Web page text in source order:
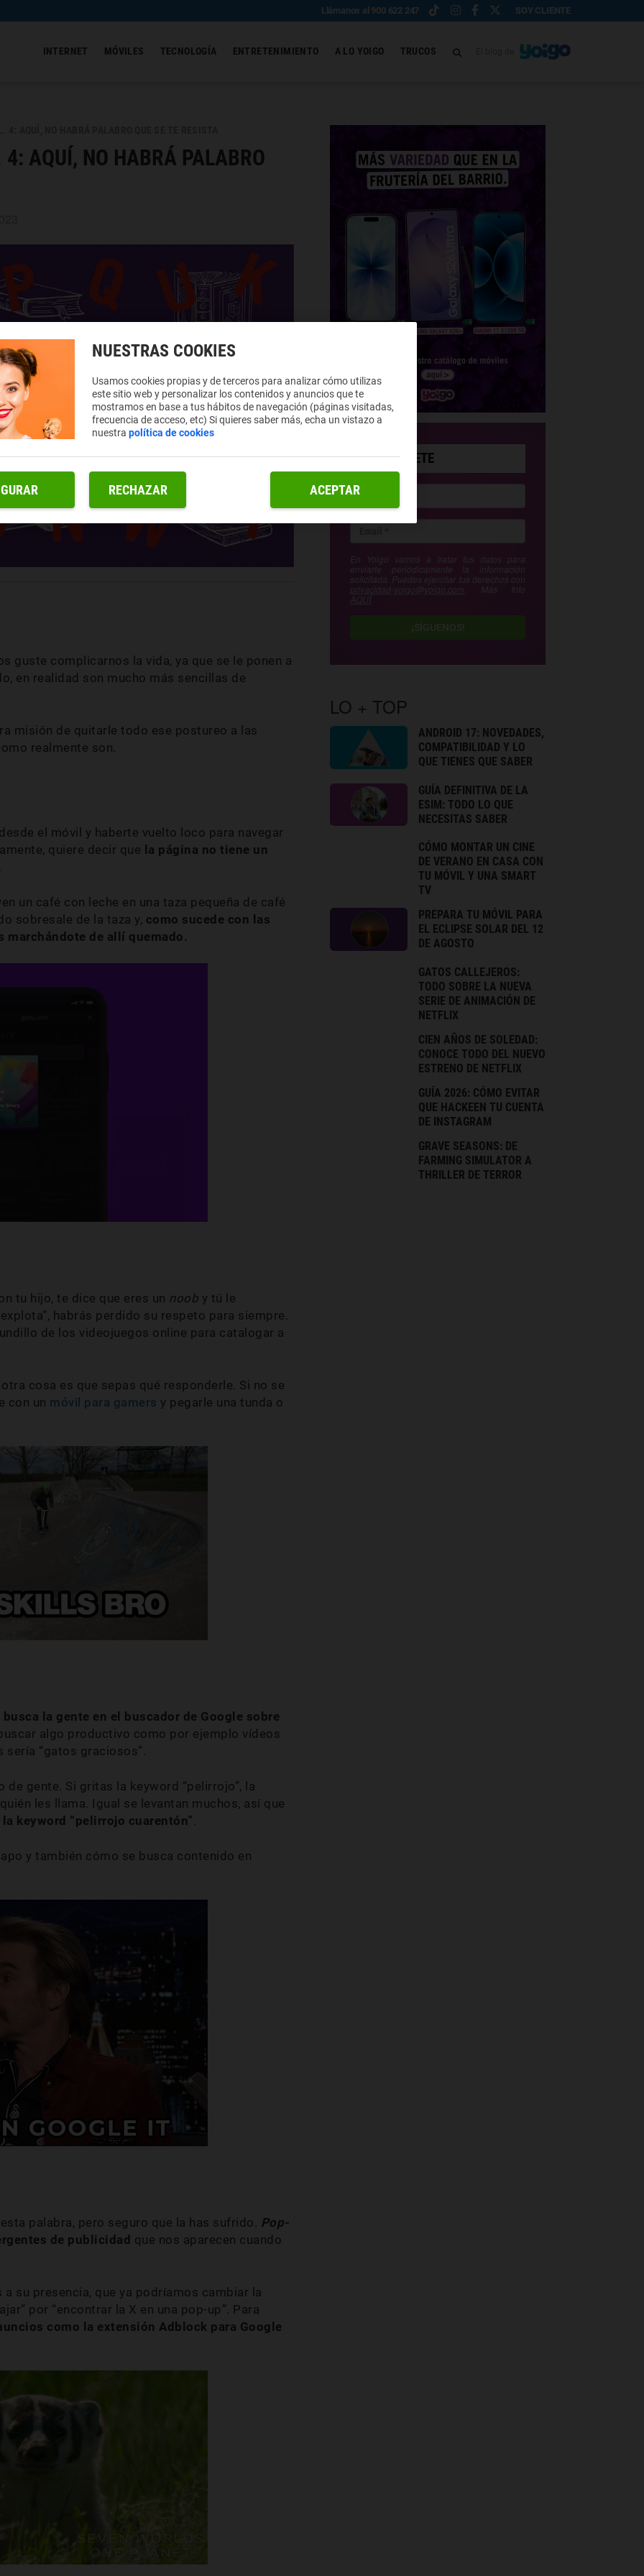
Llámanos al 900 622 247 SOY CLIENTE
INTERNET MÓVILES TECNOLOGÍA ENTRETENIMIENTO A LO YOIGO TRUCOS
AQUÍ, NO HABRÁ PALABRO
guste complicarnos la vida, ya que se le ponen a
en realidad son mucho más sencillas de
misión de quitarle todo ese postureo a las
realmente son.
el móvil y haberte vuelto loco para navegar
quiere decir que la página no tiene un
un café con leche en una taza pequeña de café
sobresale de la taza y, como sucede con las
marchándote de allí quemado.
tu hijo, te dice que eres un noob y tú le
habrás perdido su respeto para siempre.
de los videojuegos online para catalogar a
cosa es que sepas qué responderle. Si no se
con un móvil para gamers y pegarle una tunda o
la gente en el buscador de Google sobre
algo productivo como por ejemplo vídeos
sería “gatos graciosos”.
gente. Si gritas la keyword “pelirrojo”, la
les llama. Igual se levantan muchos, así que
keyword “pelirrojo cuarentón” .
y también cómo se busca contenido en
palabra, pero seguro que la has sufrido. Pop-
de publicidad que nos aparecen cuando
su presencia, que ya podríamos cambiar la
por “encontrar la X en una pop-up”. Para
como la extensión Adblock para Google
SUSCRÍBETE
En Yoigo vamos a tratar tus datos para
enviarte periódicamente la información
solicitada. Puedes ejercitar tus derechos con
privacidad-yoigo@yoigo.com . Más Info
AQUÍ
¡SÍGUENOS!
LO + TOP
ANDROID 17: NOVEDADES,
COMPATIBILIDAD Y LO
QUE TIENES QUE SABER
GUÍA DEFINITIVA DE LA
ESIM: TODO LO QUE
NECESITAS SABER
CÓMO MONTAR UN CINE
DE VERANO EN CASA CON
TU MÓVIL Y UNA SMART
TV
PREPARA TU MÓVIL PARA
EL ECLIPSE SOLAR DEL 12
DE AGOSTO
GATOS CALLEJEROS:
TODO SOBRE LA NUEVA
SERIE DE ANIMACIÓN DE
NETFLIX
CIEN AÑOS DE SOLEDAD:
CONOCE TODO DEL NUEVO
ESTRENO DE NETFLIX
GUÍA 2026: CÓMO EVITAR
QUE HACKEEN TU CUENTA
DE INSTAGRAM
GRAVE SEASONS: DE
FARMING SIMULATOR A
THRILLER DE TERROR
NUESTRAS COOKIES
Usamos cookies propias y de terceros para analizar cómo utilizas
este sitio web y personalizar los contenidos y anuncios que te
mostramos en base a tus hábitos de navegación (páginas visitadas,
frecuencia de acceso, etc) Si quieres saber más, echa un vistazo a
nuestrapolítica de cookies
RECHAZAR ACEPTAR